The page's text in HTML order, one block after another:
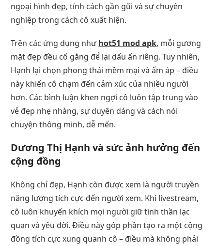
ngoại hình đẹp, tính cách gần gũi và sự chuyên
nghiệp trong cách cô xuất hiện.
Trên các ứng dụng nhưhot51 mod apk, mỗi gương
mặt đẹp đều cố gắng để lại dấu ấn riêng. Tuy nhiên,
Hạnh lại chọn phong thái mềm mại và ấm áp – điều
này khiến cô chạm đến cảm xúc của nhiều người
hơn. Các bình luận khen ngợi cô luôn tập trung vào
vẻ đẹp nhẹ nhàng, sự duyên dáng và cách nói
chuyện thông minh, dễ mến.
Dương Thị Hạnh và sức ảnh hưởng đến
cộng đồng
Không chỉ đẹp, Hạnh còn được xem là người truyền
năng lượng tích cực đến người xem. Khi livestream,
cô luôn khuyến khích mọi người giữ tinh thần lạc
quan và yêu đời. Điều này góp phần tạo ra một cộng
đồng tích cực xung quanh cô – điều mà không phải